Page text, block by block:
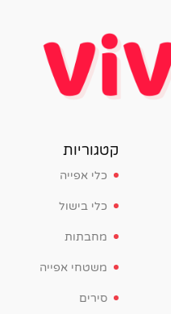
קטגוריות
כלי אפייה
כלי בישול
מחבתות
משטחי אפייה
סירים